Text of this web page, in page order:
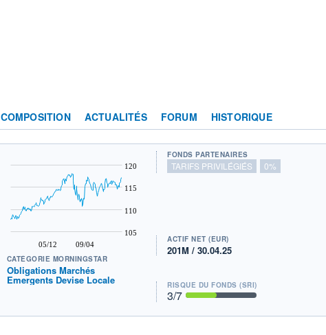
COMPOSITION ACTUALITÉS FORUM HISTORIQUE
05/12 09/04
105
110
115
120
CATÉGORIE MORNINGSTAR
Obligations Marchés
Emergents Devise Locale
FONDS PARTENAIRES
TARIFS PRIVILÉGIÉS 0%
ACTIF NET (EUR)
201M / 30.04.25
RISQUE DU FONDS (SRI)
3/7